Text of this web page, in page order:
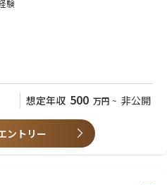
ーバー / 内製ツールを提供し、組織全
る業務
システムや弥生自身が利用するシス
計・開発・テスト・運用と、上流から
に携わっていただきます。
っております。
ルを、他のエンジニアに共有するなど
だけではなくカンファレンスやイベン
ジェントで自動化することに自然に
え、再現可能な形に整理できる方
約設計、評価設計、人手レビュー設計
げる課題解決に関心がある方
のように出る前提で、自分の手と現
制作か運用か」といった既存の職種境
ける方
実行
験
経験
験
設計まで担った経験
好きでいつづけられる人生を。」に共
想定年収 500 万円 ~ 非公開
ントリー